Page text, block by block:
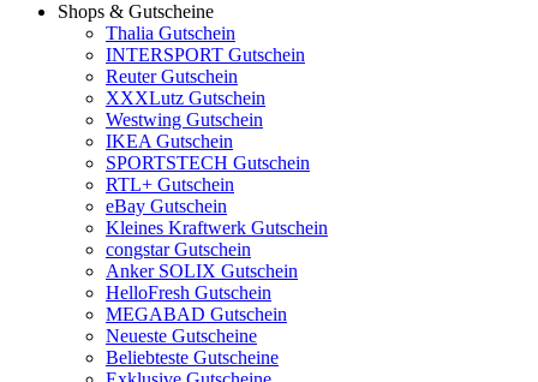
Shops & Gutscheine
Thalia Gutschein
INTERSPORT Gutschein
Reuter Gutschein
XXXLutz Gutschein
Westwing Gutschein
IKEA Gutschein
SPORTSTECH Gutschein
RTL+ Gutschein
eBay Gutschein
Kleines Kraftwerk Gutschein
congstar Gutschein
Anker SOLIX Gutschein
HelloFresh Gutschein
MEGABAD Gutschein
Neueste Gutscheine
Beliebteste Gutscheine